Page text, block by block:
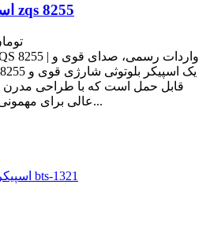
اسپیکر بلوتوثی قابل حمل zqs 8255
11,900,000
قابل حمل است که با طراحی مدرن
عالی برای مهمونی، سفر و فضای باز محسوب...